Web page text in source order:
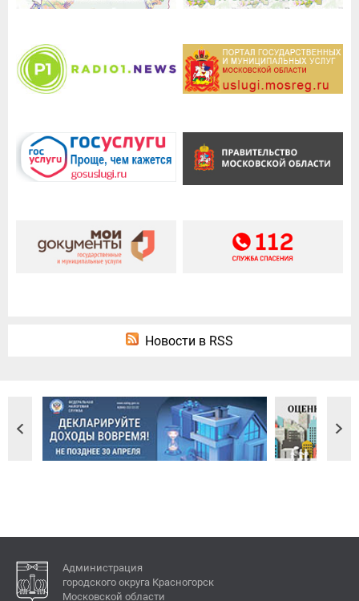
Новости в RSS
Администрация
городского округа Красногорск
Московской области